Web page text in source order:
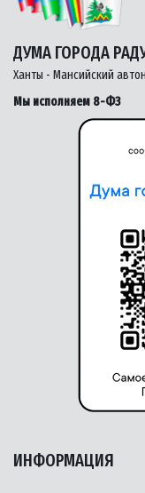
ДУМА ГОРОДА
Ханты - Мансийский
Мы исполняем 8-ФЗ
ИНФОРМАЦИЯ